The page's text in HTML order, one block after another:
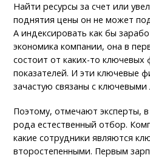
Найти ресурсы за счет или
поднятия цены он не может
А индексировать как бы
экономика компании, она в
состоит от каких-то ключевых
показателей. И эти ключевые
зачастую связаны с
Поэтому, отмечают эксперты,
рода естественный отбор.
какие сотрудники являются
второстепенными. Первым